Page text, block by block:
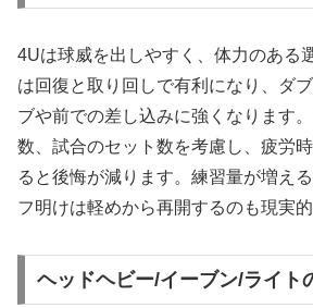
4Uは球威を出しやすく、体力のある
は回復と取り回しで有利になり、ダ
ブや前での差し込みに強くなります
数、試合のセット数を考慮し、疲労
ると後悔が減ります。練習量が増え
フ明けは軽めから再開するのも現実的
ヘッドヘビー/イーブン/ライト